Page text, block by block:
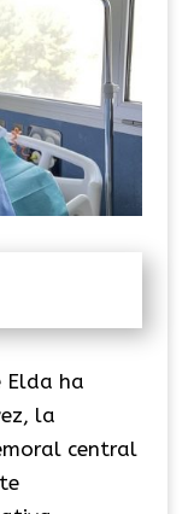
Elda ha
la
central